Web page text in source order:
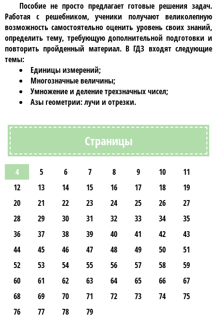
Пособие не просто предлагает готовые решения задач.
Работая с решебником, ученики получают великолепную
возможность самостоятельно оценить уровень своих знаний,
определить тему, требующую дополнительной подготовки и
повторить пройденный материал. В ГДЗ входят следующие
темы:
Единицы измерений;
Многозначные величины;
Умножение и деление трехзначных чисел;
Азы геометрии: лучи и отрезки.
Страницы
4 5 6 7 8 9 10
11
12
13 14 15 16 17 18
19
20
21 22 23 24 25 26
27
28
29 30 31 32 33 34
35
36
37 38 39 40 41 42
43
44
45 46 47 48 49 50
51
52
53 54 55 56 57 58
59
60
61 62 63 64 65 66
67
68
69 70 71 72 73 74
75
76
77 78 79